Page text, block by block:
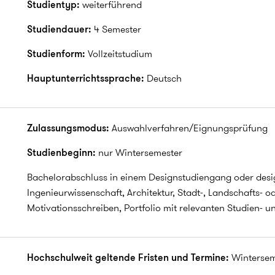
Studientyp: weiterführend
Studiendauer: 4 Semester
Studienform: Vollzeitstudium
Hauptunterrichtssprache: Deutsch
Zulassungsmodus: Auswahlverfahren/Eignungsprüfung
Studienbeginn: nur Wintersemester
Bachelorabschluss in einem Designstudiengang oder
Ingenieurwissenschaft, Architektur, Stadt-, Landschafts-
Motivationsschreiben, Portfolio mit relevanten Studien-
Hochschulweit geltende Fristen und Termine: